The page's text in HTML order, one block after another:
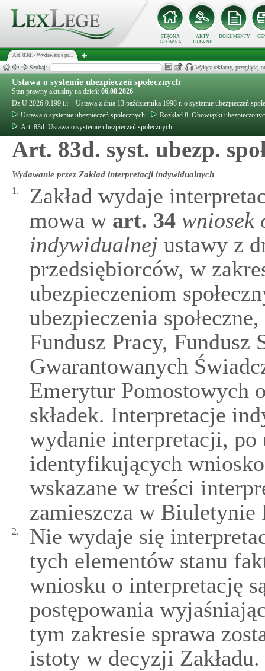
STRONA
GŁÓWNA
AKTY
PRAWNE
DOKUMENTY
Art. 83d. - Wydawanie pr...
Szukaj: Wyłącz reklamy, przeglądaj
Ustawa o systemie ubezpieczeń społecznych
Stan prawny aktualny na dzień: 06.08.2026
Dz.U.2026.0.199 t.j. - Ustawa z dnia 13 października 1998 r. o systemie ubezpieczeń
Ustawa o systemie ubezpieczeń społecznych
Rozkład 8. Obowiązki
Art. 83d. Ustawa o systemie ubezpieczeń społecznych
Art. 83d. syst. ubezp.
Wydawanie przez Zakład interpretacji indywidualnych
1.
Zakład wydaje
mowa wart. 34 wniosek
indywidualnej ustawy z
przedsiębiorców, w
ubezpieczeniom
ubezpieczenia
Fundusz Pracy, Fundusz
Gwarantowanych
Emerytur Pomostowych
składek. Interpretacje
wydanie interpretacji, po
identyfikujących
wskazane w treści
zamieszcza w
2.
Nie wydaje się
tych elementów stanu
wniosku o interpretację
postępowania
tym zakresie sprawa
istoty w decyzji Zakładu.